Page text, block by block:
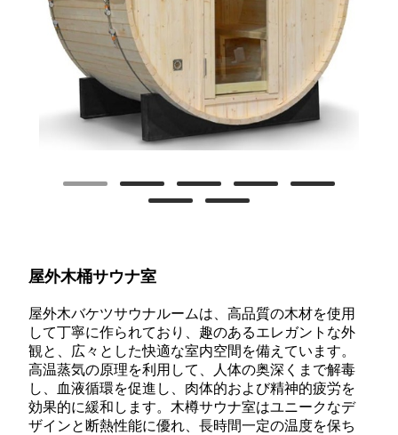
屋外木桶サウナ室
屋外木バケツサウナルームは、高品質の木材を使用
して丁寧に作られており、趣のあるエレガントな外
観と、広々とした快適な室内空間を備えています。
高温蒸気の原理を利用して、人体の奥深くまで解毒
し、血液循環を促進し、肉体的および精神的疲労を
効果的に緩和します。木樽サウナ室はユニークなデ
ザインと断熱性能に優れ、長時間一定の温度を保ち